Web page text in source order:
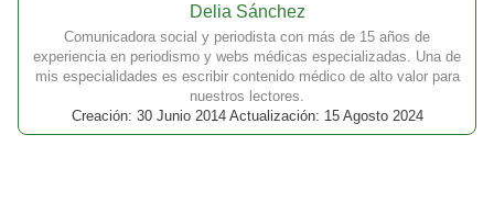
Delia Sánchez
Comunicadora social y periodista con más de 15 años de
experiencia en periodismo y webs médicas especializadas. Una de
mis especialidades es escribir contenido médico de alto valor para
nuestros lectores.
Creación: 30 Junio 2014 Actualización: 15 Agosto 2024